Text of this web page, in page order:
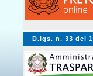
D.lgs. n. 33 del